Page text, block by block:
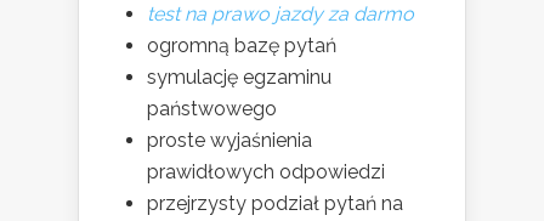
test na prawo jazdy za darmo
ogromną bazę pytań
symulację egzaminu
państwowego
proste wyjaśnienia
prawidłowych odpowiedzi
przejrzysty podział pytań na